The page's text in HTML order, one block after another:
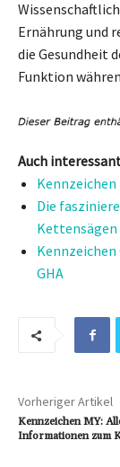
Ernährung und
die Gesundheit
Funktion
Auch
Die
Kettensägen
GHA
Vorheriger Artikel
Kennzeichen MY:
Informationen zum